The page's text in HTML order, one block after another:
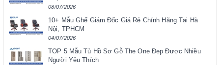
08/07/2026
10+ Mẫu Ghế Giám Đốc Giá Rẻ Chính Hãng Tại Hà
Nội, TPHCM
04/07/2026
TOP 5 Mẫu Tủ Hồ Sơ Gỗ The One Đẹp Được Nhiều
Người Yêu Thích